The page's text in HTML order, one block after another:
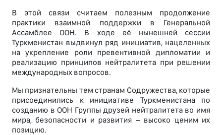
В этой связи считаем полезным продолжение
практики взаимной поддержки в Генеральной
Ассамблее ООН. В ходе её нынешней сессии
Туркменистан выдвинул ряд инициатив, нацеленных
на укрепление роли превентивной дипломатии и
реализацию принципов нейтралитета при решении
международных вопросов.
Мы признательны тем странам Содружества, которые
присоединились к инициативе Туркменистана по
созданию в ООН Группы друзей нейтралитета во имя
мира, безопасности и развития – высоко ценим их
позицию.